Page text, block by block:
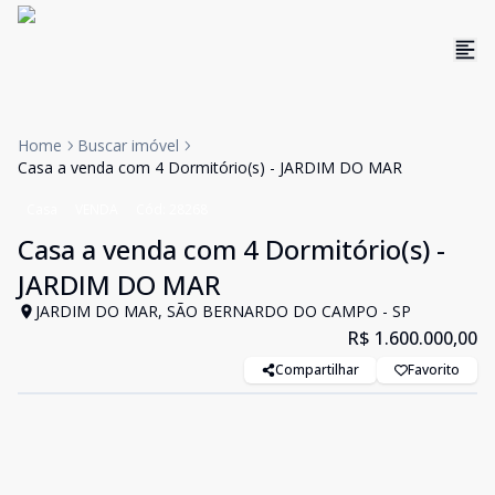
Home
Buscar imóvel
Casa a venda com 4 Dormitório(s) - JARDIM DO MAR
Casa a venda com 4 Dormitório(s) -
JARDIM DO MAR
JARDIM DO MAR, SÃO BERNARDO DO CAMPO - SP
R$ 1.600.000,00
Compartilhar Favorito